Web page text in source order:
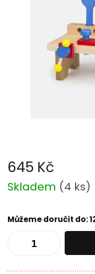
645 Kč
Měrná
cena:
Skladem (4 ks)
Můžeme doručit do: